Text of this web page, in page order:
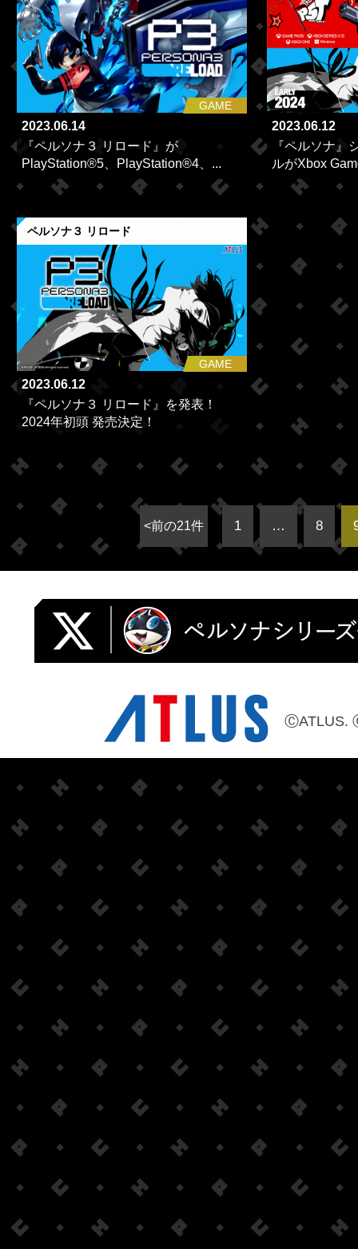
GAME
2023.06.14
『ペルソナ３ リロード』が
PlayStation®5、PlayStation®4、...
2023.06.12
『ペルソナ』
ルがXbox
ペルソナ３ リロード
GAME
2023.06.12
『ペルソナ３ リロード』を発表！
2024年初頭 発売決定！
<前の21件 1 … 8
ⒸATLUS.